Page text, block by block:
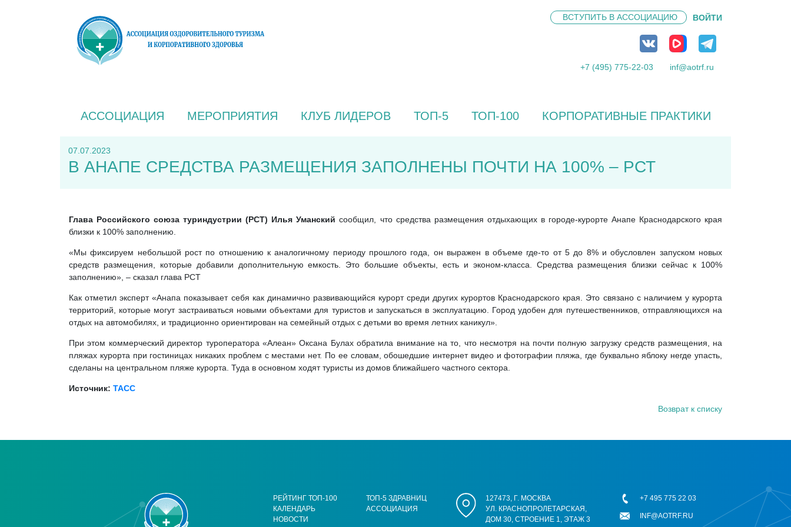
ВСТУПИТЬ В АССОЦИАЦИЮ ВОЙТИ
+7 (495) 775-22-03 inf@aotrf.ru
АССОЦИАЦИЯ МЕРОПРИЯТИЯ КЛУБ ЛИДЕРОВ ТОП-5 ТОП-100 КОРПОРАТИВНЫЕ ПРАКТИКИ
07.07.2023
В АНАПЕ СРЕДСТВА РАЗМЕЩЕНИЯ ЗАПОЛНЕНЫ ПОЧТИ НА 100% – РСТ
Глава Российского союза туриндустрии (РСТ) Илья Уманскийсообщил, что средства размещения отдыхающих в городе-курорте Анапе Краснодарского края
близки к 100% заполнению.
«Мы фиксируем небольшой рост по отношению к аналогичному периоду прошлого года, он выражен в объеме где-то от 5 до 8% и обусловлен запуском новых
средств размещения, которые добавили дополнительную емкость. Это большие объекты, есть и эконом-класса. Средства размещения близки сейчас к 100%
заполнению», – сказал глава РСТ
Как отметил эксперт «Анапа показывает себя как динамично развивающийся курорт среди других курортов Краснодарского края. Это связано с наличием у курорта
территорий, которые могут застраиваться новыми объектами для туристов и запускаться в эксплуатацию. Город удобен для путешественников, отправляющихся на
отдых на автомобилях, и традиционно ориентирован на семейный отдых с детьми во время летних каникул».
При этом коммерческий директор туроператора «Алеан» Оксана Булах обратила внимание на то, что несмотря на почти полную загрузку средств размещения, на
пляжах курорта при гостиницах никаких проблем с местами нет. По ее словам, обошедшие интернет видео и фотографии пляжа, где буквально яблоку негде упасть,
сделаны на центральном пляже курорта. Туда в основном ходят туристы из домов ближайшего частного сектора.
Источник: ТАСС
Возврат к списку
РЕЙТИНГ ТОП-100
КАЛЕНДАРЬ
НОВОСТИ
ТОП-5 ЗДРАВНИЦ
АССОЦИАЦИЯ
127473, Г. МОСКВА
УЛ. КРАСНОПРОЛЕТАРСКАЯ,
ДОМ 30, СТРОЕНИЕ 1, ЭТАЖ 3
+7 495 775 22 03
INF@AOTRF.RU